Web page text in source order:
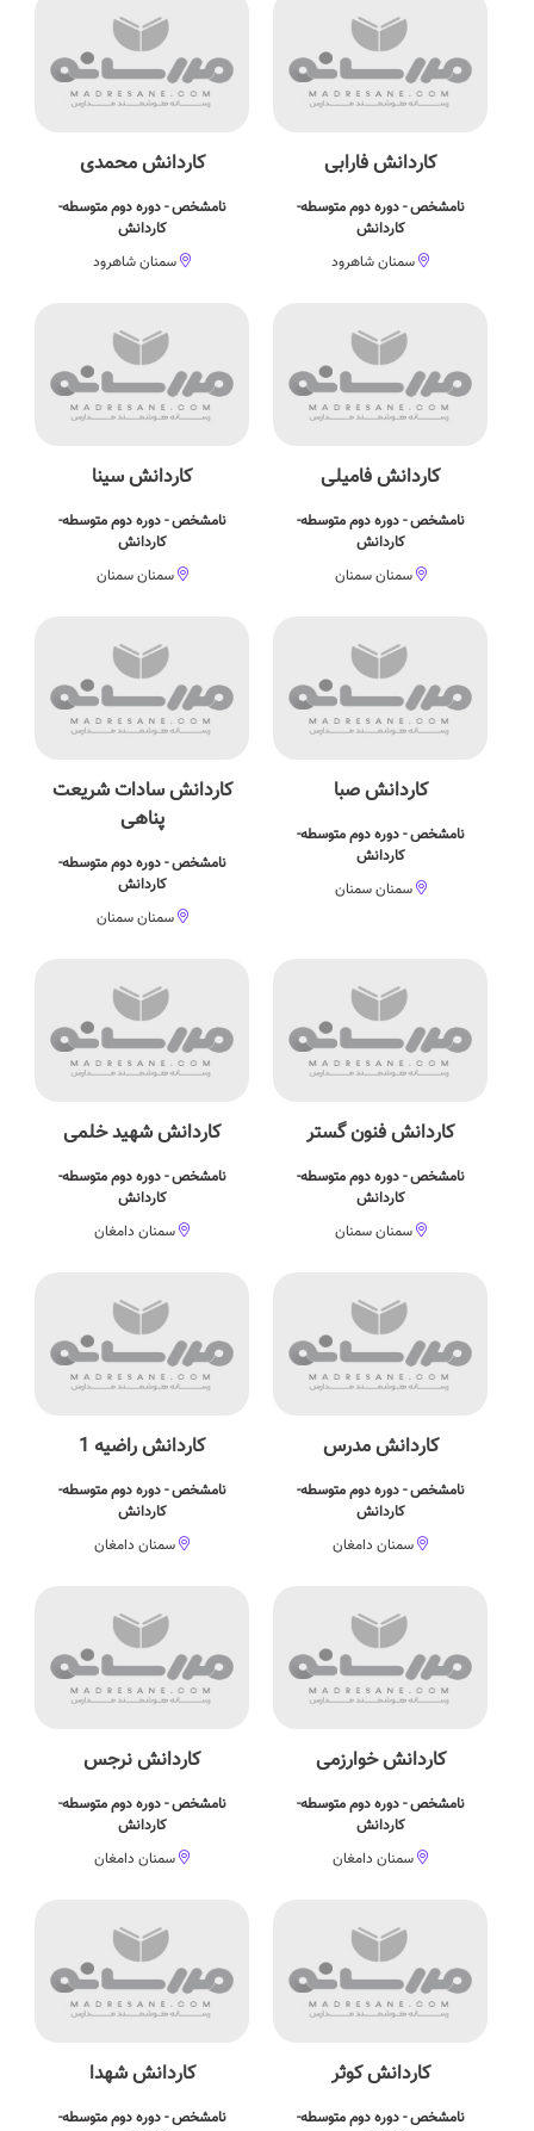
کاردانش فارابی
نامشخص - دوره دوم متوسطه-
کاردانش
سمنان شاهرود
کاردانش محمدی
نامشخص - دوره دوم متوسطه-
کاردانش
سمنان شاهرود
کاردانش فامیلی
نامشخص - دوره دوم متوسطه-
کاردانش
سمنان سمنان
کاردانش سینا
نامشخص - دوره دوم متوسطه-
کاردانش
سمنان سمنان
کاردانش صبا
نامشخص - دوره دوم متوسطه-
کاردانش
سمنان سمنان
کاردانش سادات شریعت
پناهی
نامشخص - دوره دوم متوسطه-
کاردانش
سمنان سمنان
کاردانش فنون گستر
نامشخص - دوره دوم متوسطه-
کاردانش
سمنان سمنان
کاردانش شهید خلمی
نامشخص - دوره دوم متوسطه-
کاردانش
سمنان دامغان
کاردانش مدرس
نامشخص - دوره دوم متوسطه-
کاردانش
سمنان دامغان
کاردانش راضیه 1
نامشخص - دوره دوم متوسطه-
کاردانش
سمنان دامغان
کاردانش خوارزمی
نامشخص - دوره دوم متوسطه-
کاردانش
سمنان دامغان
کاردانش نرجس
نامشخص - دوره دوم متوسطه-
کاردانش
سمنان دامغان
کاردانش کوثر
نامشخص - دوره دوم متوسطه-
کاردانش شهدا
نامشخص - دوره دوم متوسطه-